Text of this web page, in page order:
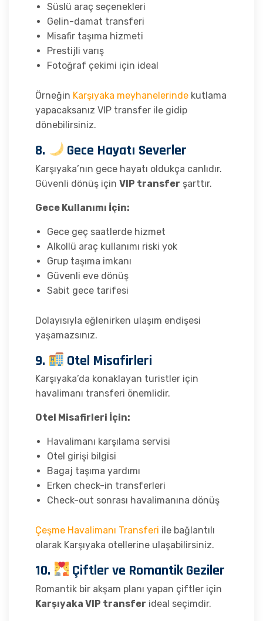
Süslü araç seçenekleri
Gelin-damat transferi
Misafir taşıma hizmeti
Prestijli varış
Fotoğraf çekimi için ideal
Örneğin Karşıyaka meyhanelerinde kutlama
yapacaksanız VIP transfer ile gidip
dönebilirsiniz.
8. Gece Hayatı Severler
Karşıyaka’nın gece hayatı oldukça canlıdır.
Güvenli dönüş için VIP transfer şarttır.
Gece Kullanımı İçin:
Gece geç saatlerde hizmet
Alkollü araç kullanımı riski yok
Grup taşıma imkanı
Güvenli eve dönüş
Sabit gece tarifesi
Dolayısıyla eğlenirken ulaşım endişesi
yaşamazsınız.
9. Otel Misafirleri
Karşıyaka’da konaklayan turistler için
havalimanı transferi önemlidir.
Otel Misafirleri İçin:
Havalimanı karşılama servisi
Otel girişi bilgisi
Bagaj taşıma yardımı
Erken check-in transferleri
Check-out sonrası havalimanına dönüş
Çeşme Havalimanı Transferi ile bağlantılı
olarak Karşıyaka otellerine ulaşabilirsiniz.
10. Çiftler ve Romantik Geziler
Romantik bir akşam planı yapan çiftler için
Karşıyaka VIP transfer ideal seçimdir.